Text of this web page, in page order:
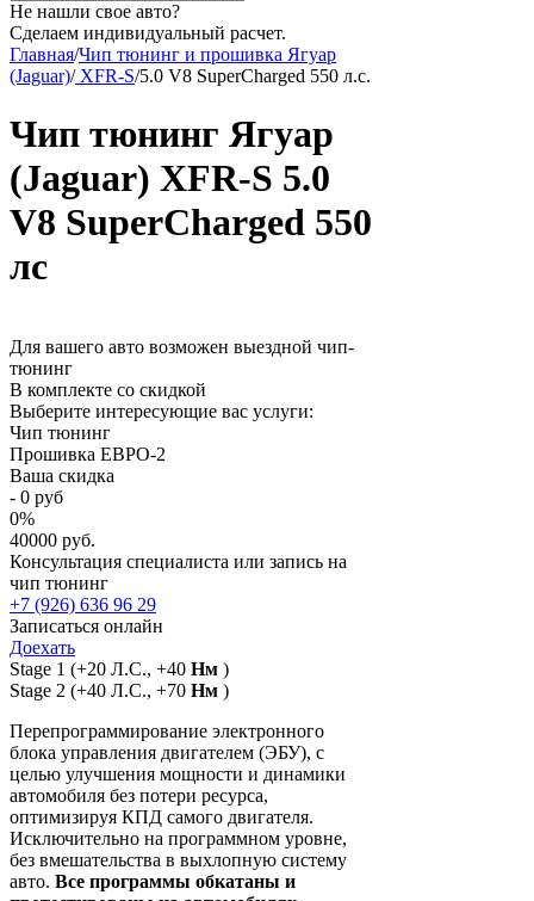
Не нашли свое авто?
Сделаем индивидуальный расчет.
Главная/Чип тюнинг и прошивка Ягуар
(Jaguar)/XFR-S/5.0 V8 SuperCharged 550 л.с.
Чип тюнинг Ягуар
(Jaguar) XFR-S 5.0
V8 SuperCharged 550
лс
Для вашего авто возможен выездной чип-
тюнинг
В комплекте со скидкой
Выберите интересующие вас услуги:
Чип тюнинг
Прошивка ЕВРО-2
Ваша скидка
- 0 руб
0%
40000 руб.
Консультация специалиста или запись на
чип тюнинг
+7 (926) 636 96 29
Записаться онлайн
Доехать
Stage 1 (+20 Л.С., +40 Нм )
Stage 2 (+40 Л.С., +70 Нм )
Перепрограммирование электронного
блока управления двигателем (ЭБУ), с
целью улучшения мощности и динамики
автомобиля без потери ресурса,
оптимизируя КПД самого двигателя.
Исключительно на программном уровне,
без вмешательства в выхлопную систему
авто. Все программы обкатаны и